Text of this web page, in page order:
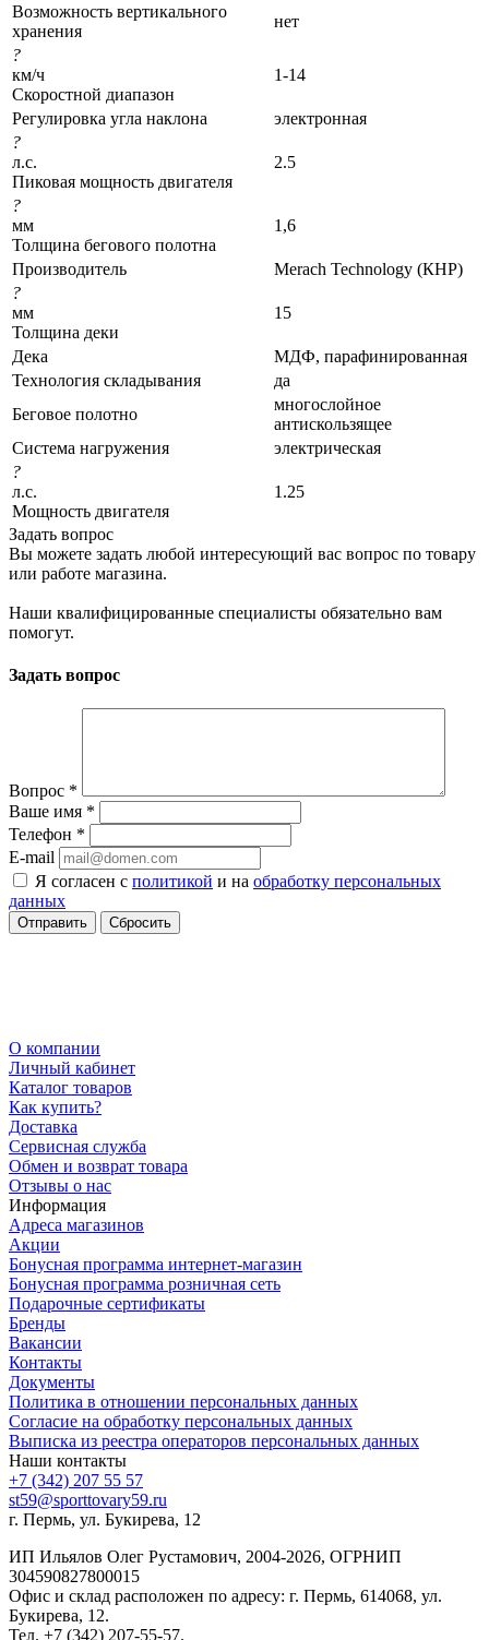
Возможность вертикального
хранения
нет
?
км/ч
Скоростной диапазон
1-14
Регулировка угла наклона
электронная
?
л.с.
Пиковая мощность двигателя
2.5
?
мм
Толщина бегового полотна
1,6
Производитель
Merach Technology (КНР)
?
мм
Толщина деки
15
Дека
МДФ, парафинированная
Технология складывания
да
Беговое полотно
многослойное
антискользящее
Система нагружения
электрическая
?
л.с.
Мощность двигателя
1.25
Задать вопрос
Вы можете задать любой интересующий вас вопрос по товару
или работе магазина.
Наши квалифицированные специалисты обязательно вам
помогут.
Задать вопрос
Вопрос *
Ваше имя *
Телефон *
E-mail
Я согласен с политикой и на обработку персональных
данных
Сбросить
О компании
Личный кабинет
Каталог товаров
Как купить?
Доставка
Сервисная служба
Обмен и возврат товара
Отзывы о нас
Информация
Адреса магазинов
Акции
Бонусная программа интернет-магазин
Бонусная программа розничная сеть
Подарочные сертификаты
Бренды
Вакансии
Контакты
Документы
Политика в отношении персональных данных
Согласие на обработку персональных данных
Выписка из реестра операторов персональных данных
Наши контакты
+7 (342) 207 55 57
st59@sporttovary59.ru
г. Пермь, ул. Букирева, 12
ИП Ильялов Олег Рустамович, 2004-2026, ОГРНИП
304590827800015
Офис и склад расположен по адресу: г. Пермь, 614068, ул.
Букирева, 12.
Тел. +7 (342) 207-55-57.